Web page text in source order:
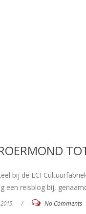
bij de ECI
een reisblog bij,
/ No Comments